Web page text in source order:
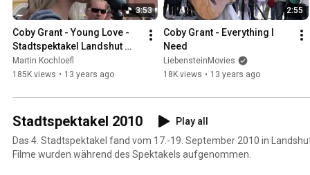
3:53
Coby Grant - Young Love -
Stadtspektakel Landshut
2012
Martin Kochloefl
185K views • 13 years ago
2:55
Coby Grant - Everything I
Need
LiebensteinMovies
18K views • 13 years ago
Stadtspektakel 2010
Play all
Das 4. Stadtspektakel fand vom 17.-19. September 2010 in
Filme wurden während des Spektakels aufgenommen.